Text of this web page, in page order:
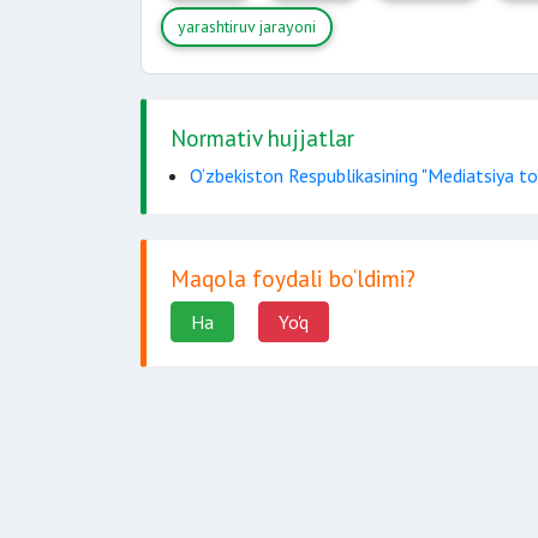
yarashtiruv jarayoni
Normativ hujjatlar
O‘zbekiston Respublikasining "Mediatsiya
Maqola foydali bo‘ldimi?
Ha Yo'q